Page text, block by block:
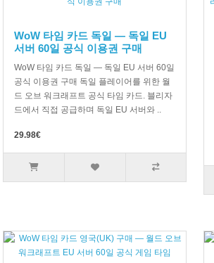
WoW 타임 카드 독일 — 독일 EU
서버 60일 공식 이용권 구매
WoW 타임 카드 독일 — 독일 EU 서버 60일
공식 이용권 구매 독일 플레이어를 위한 월
드 오브 워크래프트 공식 타임 카드. 블리자
드에서 직접 공급하며 독일 EU 서버와 ..
29.98€